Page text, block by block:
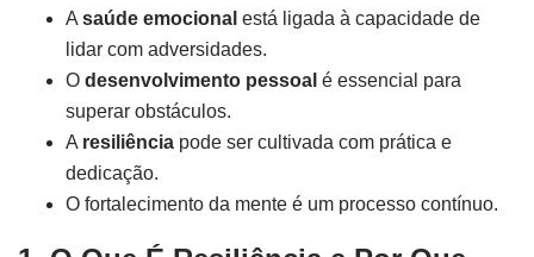
Asaúde emocional está ligada à capacidade de
lidar com adversidades.
O desenvolvimento pessoal é essencial para
superar obstáculos.
A resiliência pode ser cultivada com prática e
dedicação.
O fortalecimento da mente é um processo contínuo.